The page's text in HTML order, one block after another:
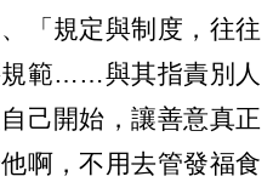
「規定與制度，往往
規範……與其指責別人
己開始，讓善意真正
啊，不用去管發福食